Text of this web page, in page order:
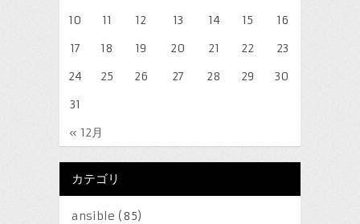
« 12月
10
11 12 13 14 15
16
17
18 19 20 21 22
23
24
25 26 27 28 29
30
31
カテゴリ
ansible (85)